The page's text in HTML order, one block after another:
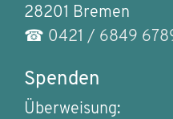
28201 Bremen
☎ 0421 / 6849
Spenden
Überweisung: